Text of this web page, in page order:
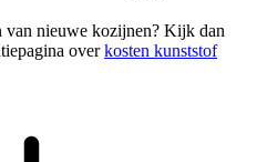
van nieuwe kozijnen? Kijk dan
overkosten kunststof